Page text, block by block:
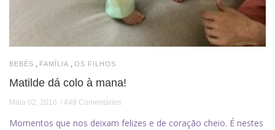
BEBÉS FAMÍLIA OS FILHOS
Matilde dá colo à mana!
Maio 02, 2016 448 Comentários
Momentos que nos deixam felizes e de coração cheio. É nestes